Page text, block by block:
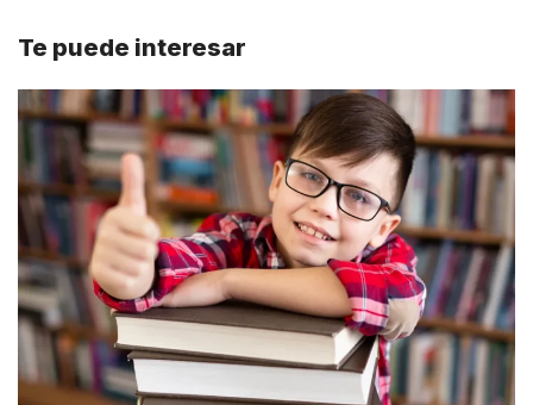
Te puede interesar